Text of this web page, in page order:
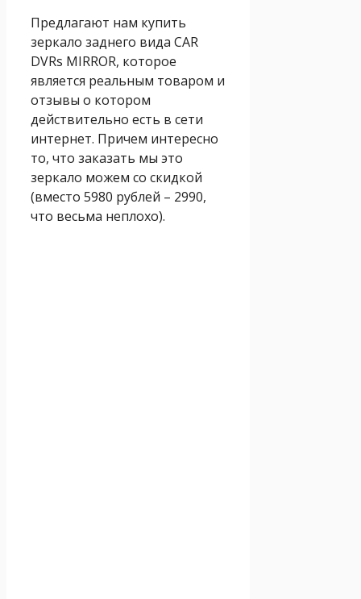
Предлагают нам купить
зеркало заднего вида CAR
DVRs MIRROR, которое
является реальным товаром и
отзывы о котором
действительно есть в сети
интернет. Причем интересно
то, что заказать мы это
зеркало можем со скидкой
(вместо 5980 рублей – 2990,
что весьма неплохо).